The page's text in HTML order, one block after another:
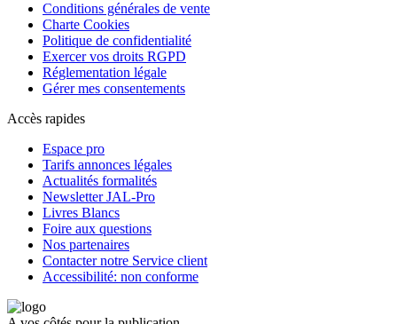
Conditions générales de vente
Charte Cookies
Politique de confidentialité
Exercer vos droits RGPD
Réglementation légale
Gérer mes consentements
Accès rapides
Espace pro
Tarifs annonces légales
Actualités formalités
Newsletter JAL-Pro
Livres Blancs
Foire aux questions
Nos partenaires
Contacter notre Service client
Accessibilité: non conforme